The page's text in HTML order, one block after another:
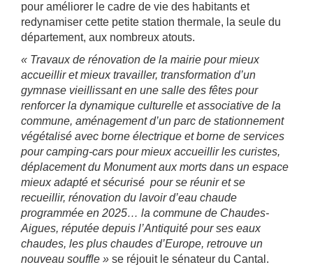
pour améliorer le cadre de vie des habitants et
redynamiser cette petite station thermale, la seule du
département, aux nombreux atouts.
« Travaux de rénovation de la mairie pour mieux
accueillir et mieux travailler, transformation d’un
gymnase vieillissant en une salle des fêtes pour
renforcer la dynamique culturelle et associative de la
commune, aménagement d’un parc de stationnement
végétalisé avec borne électrique et borne de services
pour camping-cars pour mieux accueillir les curistes,
déplacement du Monument aux morts dans un espace
mieux adapté et sécurisé pour se réunir et se
recueillir, rénovation du lavoir d’eau chaude
programmée en 2025… la commune de Chaudes-
Aigues, réputée depuis l’Antiquité pour ses eaux
chaudes, les plus chaudes d’Europe, retrouve un
nouveau souffle » se réjouit le sénateur du Cantal.